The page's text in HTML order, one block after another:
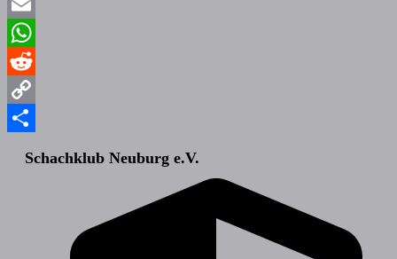
Facebook
Email
WhatsApp
Reddit
Copy
Schachklub Neuburg e.V.